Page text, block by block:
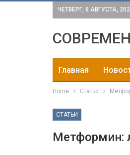
ЧЕТВЕРГ, 6 АВГУСТА,
Главная
Home Статьи
СТАТЬИ
Метформин: